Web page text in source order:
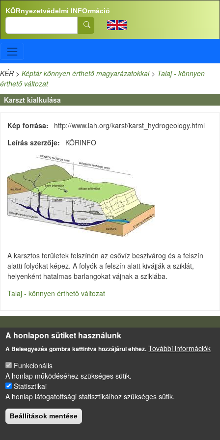
Ugrás a tartalomra
KÖRnyezetvédelmi INFOrmáció
Search
KÉR > Képtár könnyen érthető magyarázatokkal> Talaj - könnyen
érthető változat
Karszt kialkulása
Kép forrása
http://www.iah.org/karst/karst_hydrogeology.html
Leírás szerzője
KÖRINFO
A karsztos területek felszínén az esővíz beszivárog és a felszín
alatti folyókat képez. A folyók a felszín alatt kivájják a sziklát,
helyenként hatalmas barlangokat vájnak a sziklába.
Talaj - könnyen érthető változat
LÁBLÉC
Impresszum
Sütikezelési szabályzat
Drupalalapú webhely
A honlapon sütiket használunk
A Beleegyezés gombra kattintva hozzájárul ehhez. További információk
Funkcionális
A honlap működéséhez szükséges sütik.
Statisztikai
A honlap látogatottsági statisztikáihoz szükséges sütik.
Beállítások mentése